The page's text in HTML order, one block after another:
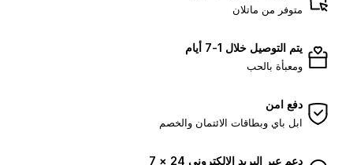
متوفر من ماتلان
يتم التوصيل خلال 1-7 أيام
ومعبأة بالحب
دفع امن
ابل باي وبطاقات الائتمان والخصم
دعم عبر البريد الإلكتروني 24 × 7